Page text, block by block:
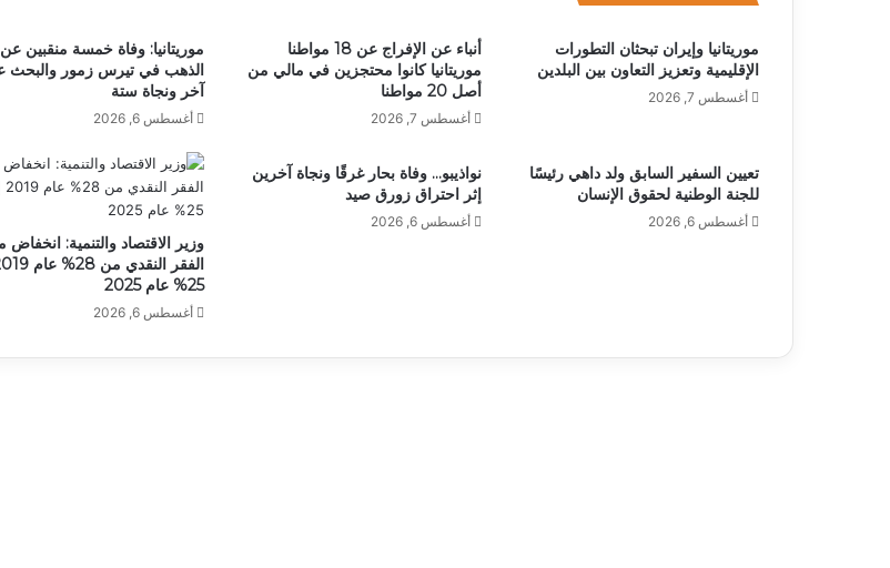
موريتانيا وإيران تبحثان التطورات
الإقليمية وتعزيز التعاون بين البلدين
أغسطس 7, 2026
أنباء عن الإفراج عن 18 مواطنا
موريتانيا كانوا محتجزين في مالي من
أصل 20 مواطنا
أغسطس 7, 2026
موريتانيا: وفاة خمسة منقبين عن
الذهب في تيرس زمور والبحث
آخر ونجاة ستة
أغسطس 6, 2026
تعيين السفير السابق ولد داهي رئيسًا
للجنة الوطنية لحقوق الإنسان
أغسطس 6, 2026
نواذيبو… وفاة بحار غرقًا ونجاة آخرين
إثر احتراق زورق صيد
أغسطس 6, 2026
وزير الاقتصاد والتنمية: انخفاض
25% عام 2025
أغسطس 6, 2026